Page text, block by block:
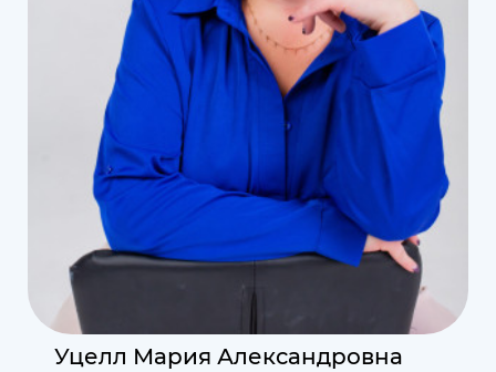
Уцелл Мария Александровна